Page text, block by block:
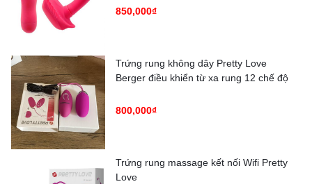
850,000₫
Trứng rung không dây Pretty Love
Berger điều khiển từ xa rung 12 chế độ
800,000₫
Trứng rung massage kết nối Wifi Pretty
Love